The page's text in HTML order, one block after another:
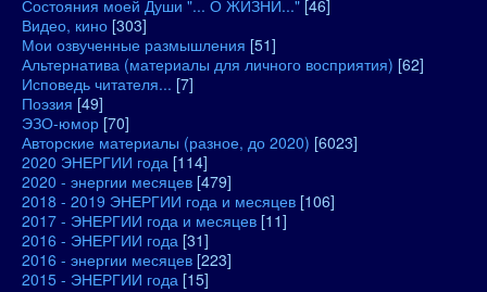
Состояния моей Души "... О ЖИЗНИ..." [46]
Видео, кино [303]
Мои озвученные размышления [51]
Альтернатива (материалы для личного восприятия) [62]
Исповедь читателя... [7]
Поэзия [49]
ЭЗО-юмор [70]
Авторские материалы (разное, до 2020) [6023]
2020 ЭНЕРГИИ года [114]
2020 - энергии месяцев [479]
2018 - 2019 ЭНЕРГИИ года и месяцев [106]
2017 - ЭНЕРГИИ года и месяцев [11]
2016 - ЭНЕРГИИ года [31]
2016 - энергии месяцев [223]
2015 - ЭНЕРГИИ года [15]